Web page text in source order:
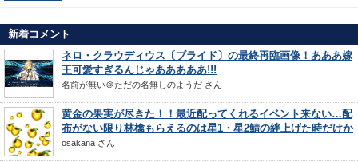
新着コメント
ネロ・クラウディウス〔ブライド〕の最終再臨画像！あああ嫁
王可愛すぎるんじゃあああああ!!!
名前が無い＠ただの名無しのようだ さん
黄金の果実が尽きた！！最近配ってくれるイベント来ない…配
布がない限り林檎もらえるのは星1・星2鯖の絆上げた時だけか
osakana さん